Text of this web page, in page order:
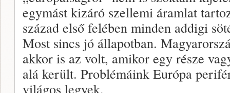
egymást kizáró szellemi áramlat
század első felében minden addigi
Most sincs jó állapotban.
akkor is az volt, amikor egy része
alá került. Problémáink Európa
világos legyek.